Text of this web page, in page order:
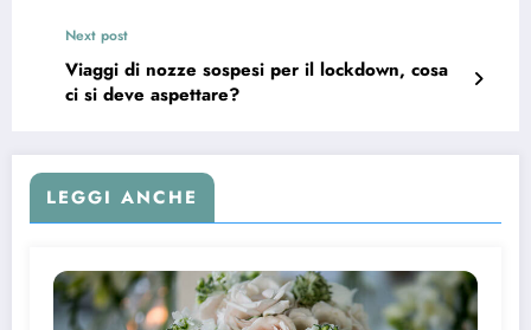
Next post
Viaggi di nozze sospesi per il lockdown, cosa
ci si deve aspettare?
LEGGI ANCHE